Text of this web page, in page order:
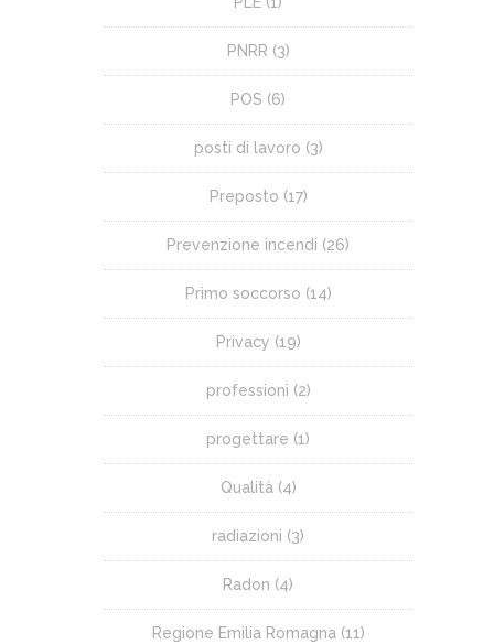
PNRR (3)
POS (6)
posti di lavoro (3)
Preposto (17)
Prevenzione incendi (26)
Primo soccorso (14)
Privacy (19)
professioni (2)
progettare (1)
Qualità(4)
radiazioni (3)
Radon (4)
Regione Emilia Romagna(11)